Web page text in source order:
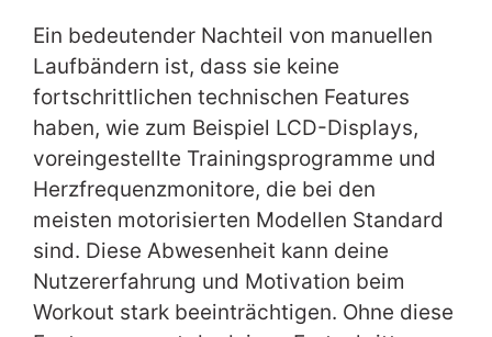
Ein bedeutender Nachteil von manuellen
Laufbändern ist, dass sie keine
fortschrittlichen technischen Features
haben, wie zum Beispiel LCD-Displays,
voreingestellte Trainingsprogramme und
Herzfrequenzmonitore, die bei den
meisten motorisierten Modellen Standard
sind. Diese Abwesenheit kann deine
Nutzererfahrung und Motivation beim
Workout stark beeinträchtigen. Ohne diese